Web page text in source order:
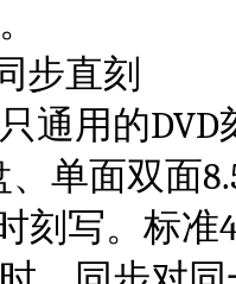
步直刻
通用的DVD
、单面双面
刻写。标准